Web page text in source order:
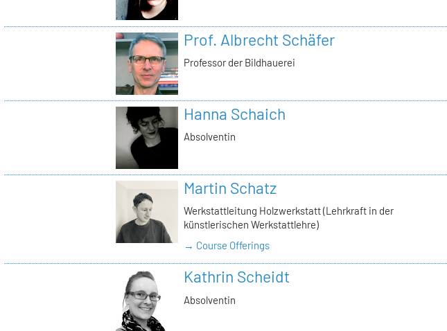
Prof. Albrecht Schäfer
Professor der Bildhauerei
Hanna Schaich
Absolventin
Martin Schatz
Werkstattleitung Holzwerkstatt (Lehrkraft in der
künstlerischen Werkstattlehre)
→ Course Offerings
Kathrin Scheidt
Absolventin